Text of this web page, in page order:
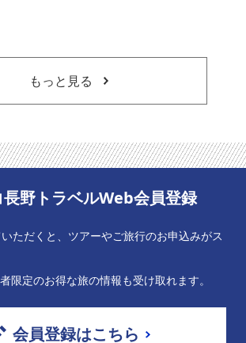
もっと見る
長野トラベルWeb会員登録
ただくと、ツアーやご旅行のお申込みがス
限定のお得な旅の情報も受け取れます。
会員登録はこちら